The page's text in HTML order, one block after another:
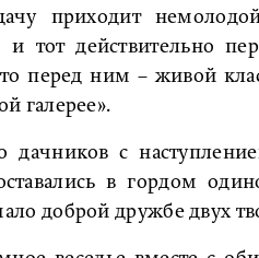
приходит
и тот действительно
перед ним – живой
галерее».
дачников с
в гордом
доброй дружбе двух